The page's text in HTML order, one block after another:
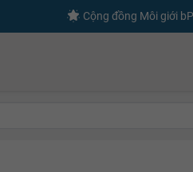
Cộng đồng Môi giới